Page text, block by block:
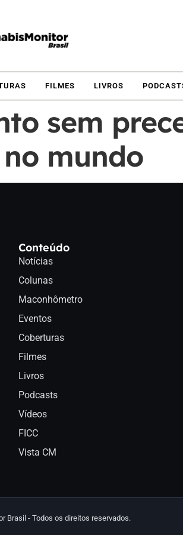
FILMES LIVROS
sem
mundo
Conteúdo
Notícias
Colunas
Maconhômetro
Eventos
Coberturas
Filmes
Livros
Podcasts
Vídeos
FICC
Vista CM
Brasil - Todos os direitos reservados.